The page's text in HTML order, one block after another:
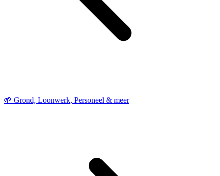
🌱 Grond, Loonwerk, Personeel & meer